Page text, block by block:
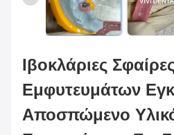
Ιβοκλάριες
Εμφυτευμάτων
Αποσπώμενο